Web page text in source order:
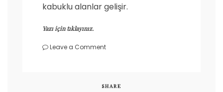
kabuklu alanlar gelişir.
Yazı için tıklayınız.
Leave a Commenton
SHARE